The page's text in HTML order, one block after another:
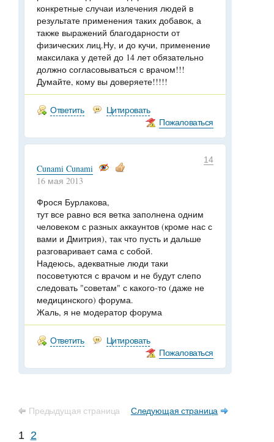
конкретные случаи излечения людей в
результате применения таких добавок, а
также выражений благодарности от
физических лиц.Ну, и до кучи, применение
максилака у детей до 14 лет обязательно
должно согласовываться с врачом!!!
Думайте, кому вы доверяете!!!!!
Ответить
Цитировать
Пожаловаться
14
Cunami Cunami
16 мая 2013
Фрося Бурлакова,
тут все равно вся ветка заполнена одним
человеком с разных аккаунтов (кроме нас с
вами и Дмитрия), так что пусть и дальше
разговаривает сама с собой.
Надеюсь, адекватные люди таки
посоветуются с врачом и не будут слепо
следовать "советам" с какого-то (даже не
медицинского) форума.
Жаль, я не модератор форума
Ответить
Цитировать
Пожаловаться
Предыдущая страница Следующая страница
1 2